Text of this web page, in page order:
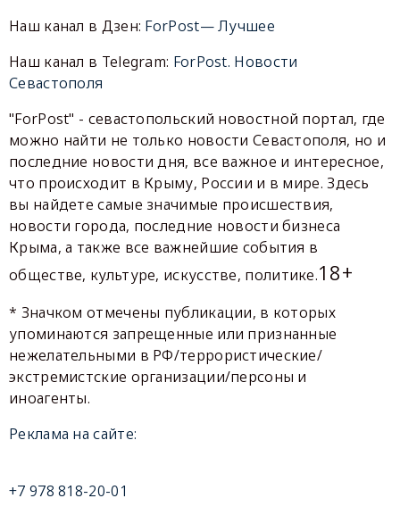
Наш канал в Дзен: ForPost— Лучшее
Наш канал в Telegram: ForPost. Новости
Севастополя
"ForPost" - севастопольский новостной портал, где
можно найти не только новости Севастополя, но и
последние новости дня, все важное и интересное,
что происходит в Крыму, России и в мире. Здесь
вы найдете самые значимые происшествия,
новости города, последние новости бизнеса
Крыма, а также все важнейшие события в
обществе, культуре, искусстве, политике.18+
* Значком отмечены публикации, в которых
упоминаются запрещенные или признанные
нежелательными в РФ/террористические/
экстремистские организации/персоны и
иноагенты.
Реклама на сайте:
+7 978 818-20-01